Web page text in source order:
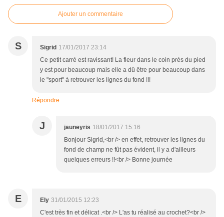
Ajouter un commentaire
S Sigrid 17/01/2017 23:14
Ce petit carré est ravissant! La fleur dans le coin près du pied
y est pour beaucoup mais elle a dû être pour beaucoup dans
le "sport" à retrouver les lignes du fond !!!
Répondre
J jauneyris 18/01/2017 15:16
Bonjour Sigrid,<br /> en effet, retrouver les lignes du
fond de champ ne fût pas évident, il y a d'ailleurs
quelques erreurs !!<br /> Bonne journée
E Ely 31/01/2015 12:23
C'est très fin et délicat .<br /> L'as tu réalisé au crochet?<br />